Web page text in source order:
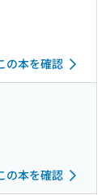
の本を確認
の本を確認